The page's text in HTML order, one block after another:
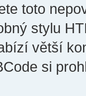
toto
stylu
větší
si